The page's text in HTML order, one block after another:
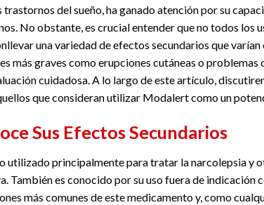
del sueño, ha ganado atención por su
No obstante, es crucial entender que no todos los
una variedad de efectos secundarios que
más graves como erupciones cutáneas o
cuidadosa. A lo largo de este artículo,
que consideran utilizar Modalert como un
Sus Efectos Secundarios
utilizado principalmente para tratar la narcolepsia y
También es conocido por su uso fuera de
más comunes de este medicamento y, como